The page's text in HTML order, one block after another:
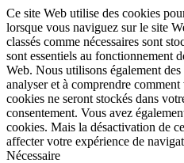
Ce site Web utilise des cookies
lorsque vous naviguez sur le site
classés comme nécessaires sont
sont essentiels au fonctionnement
Web. Nous utilisons également
analyser et à comprendre
cookies ne seront stockés dans
consentement. Vous avez
cookies. Mais la désactivation de
affecter votre expérience de
Nécessaire